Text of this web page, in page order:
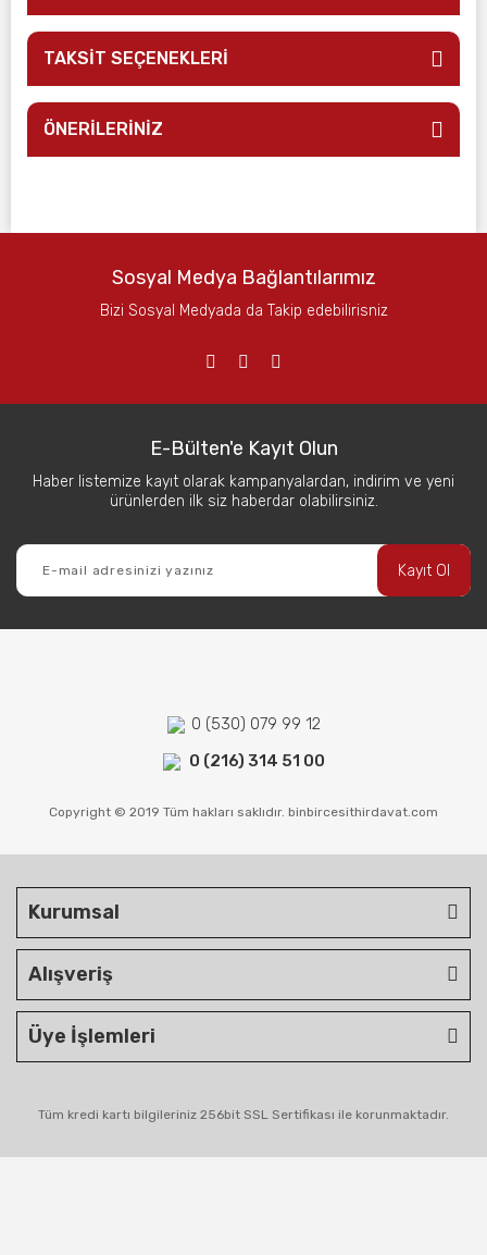
TAKSİT SEÇENEKLERİ
ÖNERİLERİNİZ
Sosyal Medya Bağlantılarımız
Bizi Sosyal Medyada da Takip edebilirisniz
E-Bülten'e Kayıt Olun
Haber listemize kayıt olarak kampanyalardan, indirim ve yeni
ürünlerden ilk siz haberdar olabilirsiniz.
Kayıt Ol
0 (530) 079 99 12
0 (216) 314 51 00
Copyright © 2019 Tüm hakları saklıdır. binbircesithirdavat.com
Kurumsal
Alışveriş
Üye İşlemleri
Tüm kredi kartı bilgileriniz 256bit SSL Sertifikası ile korunmaktadır.